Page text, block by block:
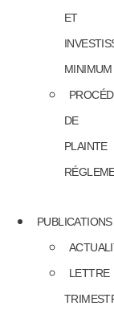
ET
MINIMUM
DE
PLAINTE
PUBLICATIONS
LETTRE